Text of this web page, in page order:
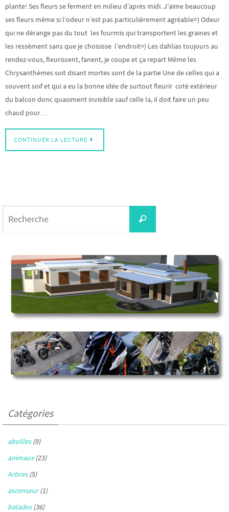
plante! Ses fleurs se ferment en milieu d’après midi. J’aime beaucoup
ses fleurs même si l’odeur n’est pas particulièrement agréable=) Odeur
qui ne dérange pas du tout les fourmis qui transportent les graines et
les ressèment sans que je choisisse l’endroit=) Les dahlias toujours au
rendez-vous, fleurissent, fanent, je coupe et ça repart Même les
Chrysanthèmes soit disant mortes sont de la partie Une de celles qui a
souvent soif et qui a eu la bonne idée de surtout fleurir coté extérieur
du balcon donc quasiment invisible sauf celle la, il doit faire un peu
chaud pour…
CONTINUER LA LECTURE
Recherche
Catégories
abeilles(9)
animaux(23)
Arbres(5)
ascenseur(1)
balades(36)